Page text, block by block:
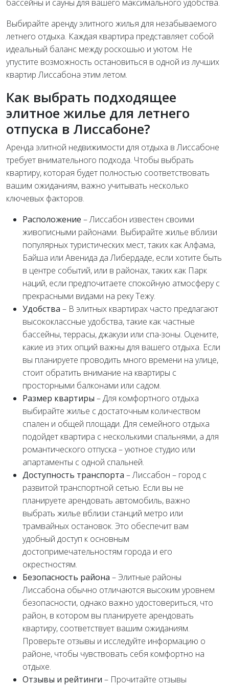
бассейны и сауны для вашего максимального удобства.
Выбирайте аренду элитного жилья для незабываемого
летнего отдыха. Каждая квартира представляет собой
идеальный баланс между роскошью и уютом. Не
упустите возможность остановиться в одной из лучших
квартир Лиссабона этим летом.
Как выбрать подходящее
элитное жилье для летнего
отпуска в Лиссабоне?
Аренда элитной недвижимости для отдыха в Лиссабоне
требует внимательного подхода. Чтобы выбрать
квартиру, которая будет полностью соответствовать
вашим ожиданиям, важно учитывать несколько
ключевых факторов.
Расположение – Лиссабон известен своими
живописными районами. Выбирайте жилье вблизи
популярных туристических мест, таких как Алфама,
Байша или Авенидa да Либердаде, если хотите быть
в центре событий, или в районах, таких как Парк
наций, если предпочитаете спокойную атмосферу с
прекрасными видами на реку Тежу.
Удобства – В элитных квартирах часто предлагают
высококлассные удобства, такие как частные
бассейны, террасы, джакузи или спа-зоны. Оцените,
какие из этих опций важны для вашего отдыха. Если
вы планируете проводить много времени на улице,
стоит обратить внимание на квартиры с
просторными балконами или садом.
Размер квартиры – Для комфортного отдыха
выбирайте жилье с достаточным количеством
спален и общей площади. Для семейного отдыха
подойдет квартира с несколькими спальнями, а для
романтического отпуска – уютное студио или
апартаменты с одной спальней.
Доступность транспорта – Лиссабон – город с
развитой транспортной сетью. Если вы не
планируете арендовать автомобиль, важно
выбрать жилье вблизи станций метро или
трамвайных остановок. Это обеспечит вам
удобный доступ к основным
достопримечательностям города и его
окрестностям.
Безопасность района – Элитные районы
Лиссабона обычно отличаются высоким уровнем
безопасности, однако важно удостовериться, что
район, в котором вы планируете арендовать
квартиру, соответствует вашим ожиданиям.
Проверьте отзывы и исследуйте информацию о
районе, чтобы чувствовать себя комфортно на
отдыхе.
Отзывы и рейтинги – Прочитайте отзывы